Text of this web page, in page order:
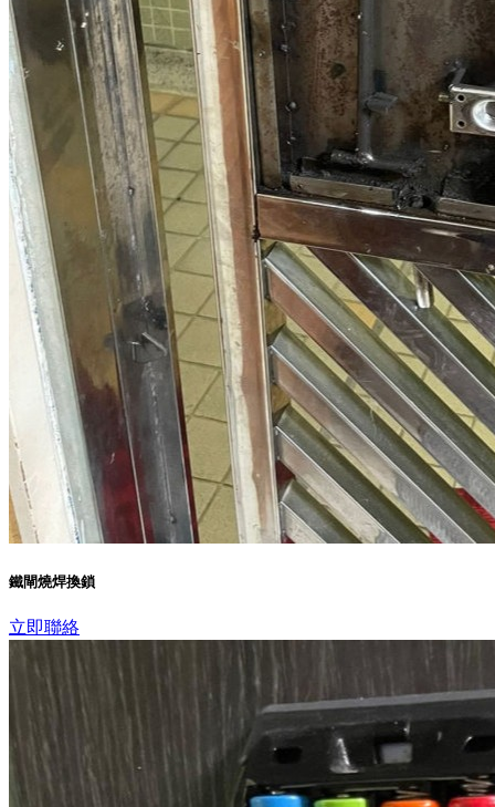
鐵閘燒焊換鎖
立即聯絡